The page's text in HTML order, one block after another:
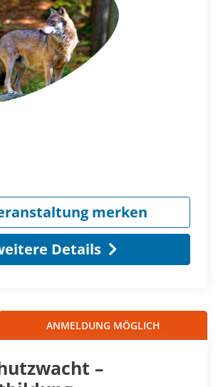
merken
Details
ANMELDUNG MÖGLICH
–